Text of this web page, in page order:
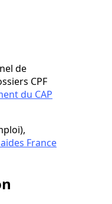
de
CPF
du CAP
France